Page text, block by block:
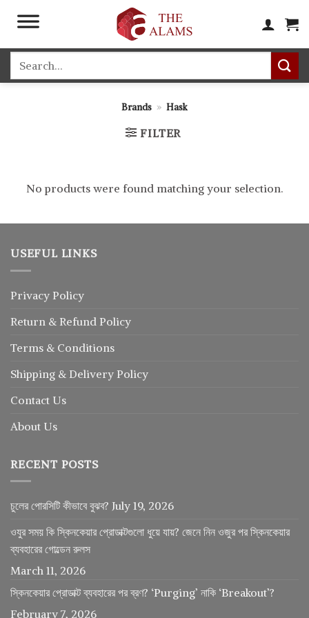
Brands » Hask
FILTER
No products were found matching your selection.
USEFUL LINKS
Privacy Policy
Return & Refund Policy
Terms & Conditions
Shipping & Delivery Policy
Contact Us
About Us
RECENT POSTS
চুলের পোরসিটি কীভাবে বুঝব? July 19, 2026
ওযুর সময় কি স্কিনকেয়ার প্রোডাক্টগুলো ধুয়ে যায়? জেনে নিন ওজুর পর স্কিনকেয়ার
ব্যবহারের গোল্ডেন রুলস
March 11, 2026
স্কিনকেয়ার প্রোডাক্ট ব্যবহারের পর ব্রণ? ‘Purging’ নাকি ‘Breakout’?
February 7, 2026